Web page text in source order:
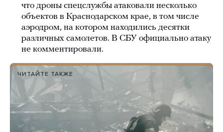
что дроны спецслужбы атаковали несколько
объектов в Краснодарском крае, в том числе
аэродром, на котором находились десятки
различных самолетов. В СБУ официально атаку
не комментировали.
ЧИТАЙТЕ ТАКЖЕ